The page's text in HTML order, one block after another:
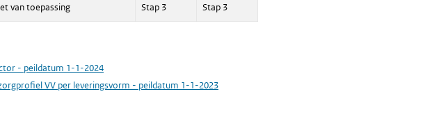
van toepassing Stap 3 Stap 3
- peildatum 1-1-2024
VV per leveringsvorm - peildatum 1-1-2023